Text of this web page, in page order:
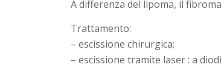
A differenza del lipoma, il
Trattamento:
– escissione chirurgica;
– escissione tramite laser : a